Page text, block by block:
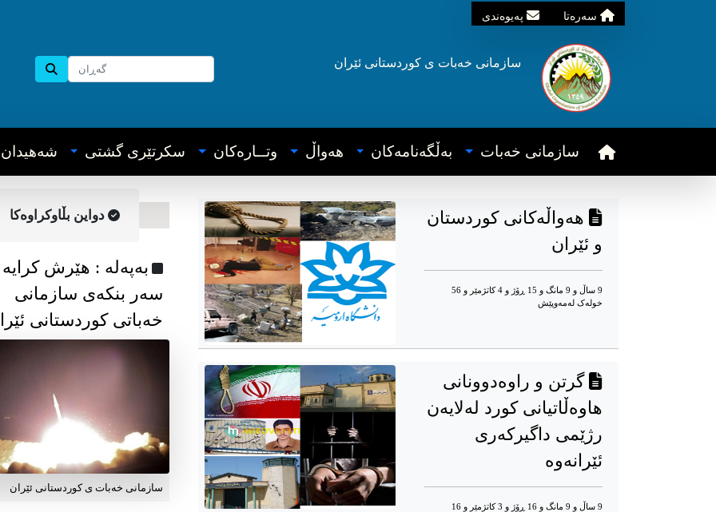
سه‌ره‌تا په‌یوه‌ندی
سازمانی خه‌بات ی کوردستانی ئێران
سازمانی خه‌بات به‌ڵگه‌نامه‌کان هه‌واڵ وتــاره‌کان سکرتێری گشتی شه‌هیدان
هەواڵەکانی کوردستان
و ئێران
9 ساڵ و 9 مانگ و 15 ڕۆژ و 4 کاتژمێر و 56
خوله‌ک له‌مه‌وپێش‌
گرتن و راوەدوونانی
هاوەڵاتیانی کورد لەلایەن
رژێمی داگیرکەری
ئێرانەوە
9 ساڵ و 9 مانگ و 16 ڕۆژ و 3 کاتژمێر و 16
دواین بڵاوکراوه‌کا
به‌په‌له‌ : هێرش کرایە
سەر بنکەی سازمانی
خەباتی کوردستانی
سازمانی خەبات ی کوردستانی ئێران